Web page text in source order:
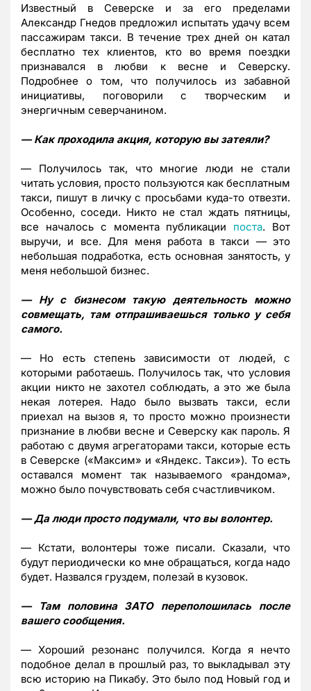
Известный в Северске и за его пределами
Александр Гнедов предложил испытать удачу всем
пассажирам такси. В течение трех дней он катал
бесплатно тех клиентов, кто во время поездки
признавался в любви к весне и Северску.
Подробнее о том, что получилось из забавной
инициативы, поговорили с творческим и
энергичным северчанином.
— Как проходила акция, которую вы затеяли?
— Получилось так, что многие люди не стали
читать условия, просто пользуются как бесплатным
такси, пишут в личку с просьбами куда-то отвезти.
Особенно, соседи. Никто не стал ждать пятницы,
все началось с момента публикации поста. Вот
выручи, и все. Для меня работа в такси — это
небольшая подработка, есть основная занятость, у
меня небольшой бизнес.
— Ну с бизнесом такую деятельность можно
совмещать, там отпрашиваешься только у себя
самого.
— Но есть степень зависимости от людей, с
которыми работаешь. Получилось так, что условия
акции никто не захотел соблюдать, а это же была
некая лотерея. Надо было вызвать такси, если
приехал на вызов я, то просто можно произнести
признание в любви весне и Северску как пароль. Я
работаю с двумя агрегаторами такси, которые есть
в Северске («Максим» и «Яндекс. Такси»). То есть
оставался момент так называемого «рандома»,
можно было почувствовать себя счастливчиком.
— Да люди просто подумали, что вы волонтер.
— Кстати, волонтеры тоже писали. Сказали, что
будут периодически ко мне обращаться, когда надо
будет. Назвался груздем, полезай в кузовок.
— Там половина ЗАТО переполошилась после
вашего сообщения.
— Хороший резонанс получился. Когда я нечто
подобное делал в прошлый раз, то выкладывал эту
всю историю на Пикабу. Это было под Новый год и